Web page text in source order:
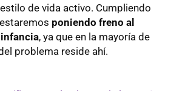
de vida activo. Cumpliendo
poniendo freno al
, ya que en la mayoría de
problema reside ahí.